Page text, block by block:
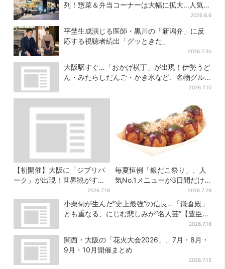
列！惣菜＆弁当コーナーは大幅に拡大…人気商
2026.8.6
平埜生成演じる医師・黒川の「新潟弁」に反
応する視聴者続出「グッときた」
2026.7.30
大阪駅すぐ…「おかげ横丁」が出現！伊勢うど
ん・みたらしだんご・かき氷など、名物グル
2026.7.10
【初開催】大阪に「ジブリパ
ーク」が出現！世界観がすご
い…細かな仕掛け＆巨大フォ
トスポットに注目
2026.7.18
毎夏恒例「銀だこ祭り」、人
気No.1メニューが3日間だけ
2026.7.29
小栗旬が生んだ“史上最強”の信長…「鎌倉殿」
とも重なる、にじむ悲しみが“名人芸”【豊臣兄
2026.7.16
関西・大阪の「花火大会2026」、7月・8月・
9月・10月開催まとめ
2026.7.15